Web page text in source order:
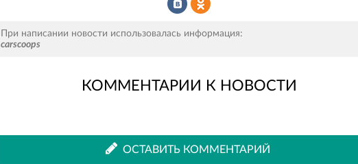
во
ВКонтакте
Одноклассниках
При написании новости использовалась информация:
carscoops
КОММЕНТАРИИ К НОВОСТИ
ОСТАВИТЬ КОММЕНТАРИЙ